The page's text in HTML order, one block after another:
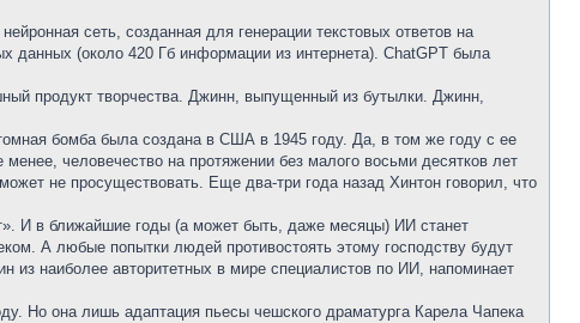
сеть, созданная для генерации текстовых ответов на
данных (около 420 Гб информации из интернета). ChatGPT была
продукт творчества. Джинн, выпущенный из бутылки. Джинн,
бомба была создана в США в 1945 году. Да, в том же году с ее
человечество на протяжении без малого восьми десятков лет
не просуществовать. Еще два-три года назад Хинтон говорил, что
И в ближайшие годы (а может быть, даже месяцы) ИИ станет
А любые попытки людей противостоять этому господству будут
из наиболее авторитетных в мире специалистов по ИИ, напоминает
Но она лишь адаптация пьесы чешского драматурга Карела Чапека